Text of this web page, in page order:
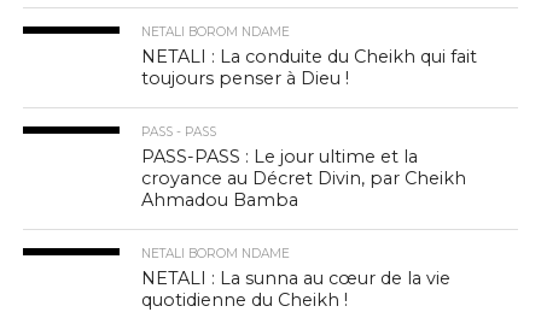
NETALI BOROM NDAME
NETALI : La conduite du Cheikh qui fait
toujours penser à Dieu !
PASS - PASS
PASS-PASS : Le jour ultime et la
croyance au Décret Divin, par Cheikh
Ahmadou Bamba
NETALI BOROM NDAME
NETALI : La sunna au cœur de la vie
quotidienne du Cheikh !